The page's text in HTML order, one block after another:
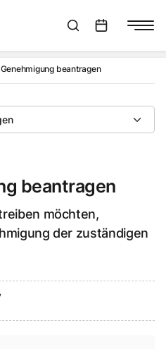
Wetter in GeraSuchleiste anzeigen
beantragen
beantragen
möchten,
der zuständigen
teilen